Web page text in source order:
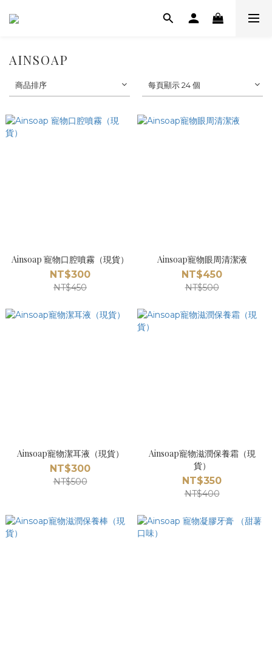
AINSOAP
商品排序 每頁顯示 24 個
Ainsoap 寵物口腔噴霧（現貨）
NT$300
NT$450
Ainsoap寵物眼周清潔液
NT$450
NT$500
Ainsoap寵物潔耳液（現貨）
NT$300
NT$500
Ainsoap寵物滋潤保養霜（現
貨）
NT$350
NT$400